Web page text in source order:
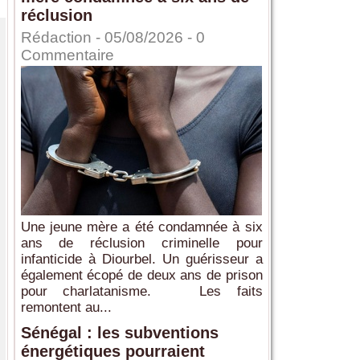
réclusion
Rédaction - 05/08/2026 - 0
Commentaire
Une jeune mère a été condamnée à six
ans de réclusion criminelle pour
infanticide à Diourbel. Un guérisseur a
également écopé de deux ans de prison
pour charlatanisme. Les faits
remontent au...
Sénégal : les subventions
énergétiques pourraient